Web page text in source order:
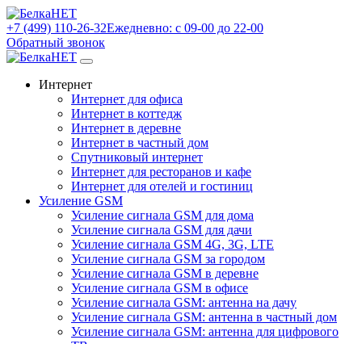
+7 (499) 110-26-32Ежедневно: с 09-00 до 22-00
Обратный звонок
Интернет
Интернет для офиса
Интернет в коттедж
Интернет в деревне
Интернет в частный дом
Спутниковый интернет
Интернет для ресторанов и кафе
Интернет для отелей и гостиниц
Усиление GSM
Усиление сигнала GSM для дома
Усиление сигнала GSM для дачи
Усиление сигнала GSM 4G, 3G, LTE
Усиление сигнала GSM за городом
Усиление сигнала GSM в деревне
Усиление сигнала GSM в офисе
Усиление сигнала GSM: антенна на дачу
Усиление сигнала GSM: антенна в частный дом
Усиление сигнала GSM: антенна для цифрового